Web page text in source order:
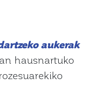
aukerak
hausnartuko